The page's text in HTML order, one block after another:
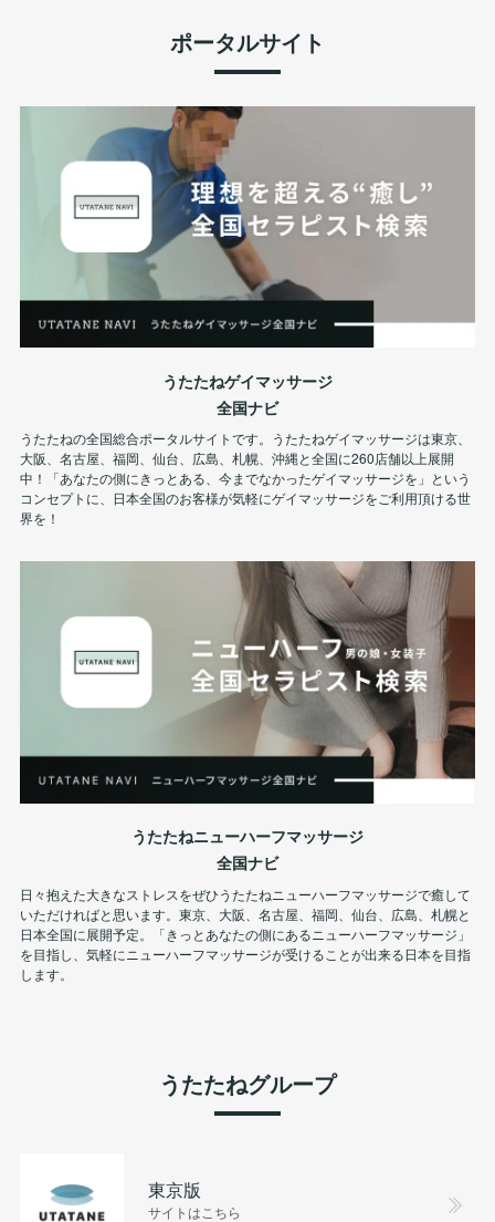
ポータルサイト
うたたねゲイマッサージ
全国ナビ
うたたねの全国総合ポータルサイトです。うたたねゲイマッサージは東京、
大阪、名古屋、福岡、仙台、広島、札幌、沖縄と全国に260店舗以上展開
中！「あなたの側にきっとある、今までなかったゲイマッサージを」という
コンセプトに、日本全国のお客様が気軽にゲイマッサージをご利用頂ける世
界を！
うたたねニューハーフマッサージ
全国ナビ
日々抱えた大きなストレスをぜひうたたねニューハーフマッサージで癒して
いただければと思います。東京、大阪、名古屋、福岡、仙台、広島、札幌と
日本全国に展開予定。「きっとあなたの側にあるニューハーフマッサージ」
を目指し、気軽にニューハーフマッサージが受けることが出来る日本を目指
します。
うたたねグループ
東京版
サイトはこちら